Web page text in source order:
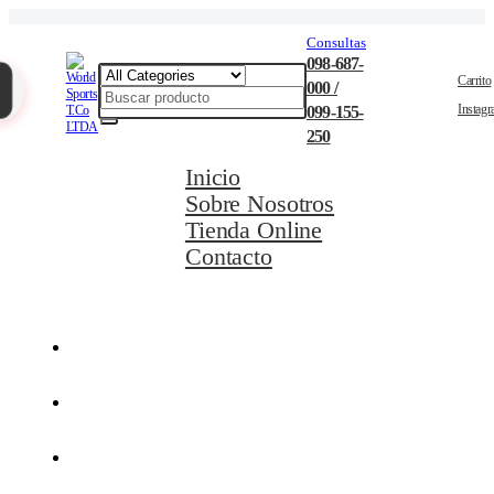
Consultas
098-687-
000 /
099-155-
250
Carrito
Inicio
Sobre Nosotros
Tienda Online
Contacto